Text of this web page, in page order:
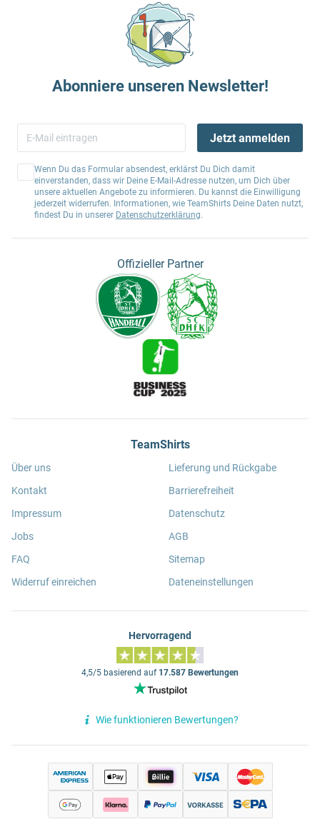
Abonniere unseren Newsletter!
Jetzt anmelden
Wenn Du das Formular absendest, erklärst Du Dich damit
einverstanden, dass wir Deine E-Mail-Adresse nutzen, um Dich über
unsere aktuellen Angebote zu informieren. Du kannst die Einwilligung
jederzeit widerrufen. Informationen, wie TeamShirts Deine Daten nutzt,
findest Du in unserer Datenschutzerklärung.
Offizieller Partner
TeamShirts
Über uns
Kontakt
Impressum
Jobs
FAQ
Widerruf einreichen
Lieferung und Rückgabe
Barrierefreiheit
Datenschutz
AGB
Sitemap
Dateneinstellungen
Hervorragend
4,5/5 basierend auf 17.587 Bewertungen
Wie funktionieren Bewertungen?